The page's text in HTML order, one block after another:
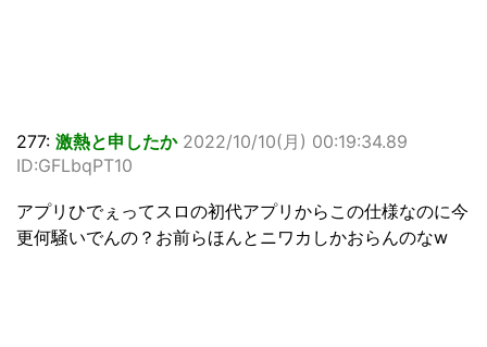
277: 激熱と申したか 2022/10/10(月) 00:19:34.89
ID:GFLbqPT10
アプリひでぇってスロの初代アプリからこの仕様なのに今
更何騒いでんの？お前らほんとニワカしかおらんのなw